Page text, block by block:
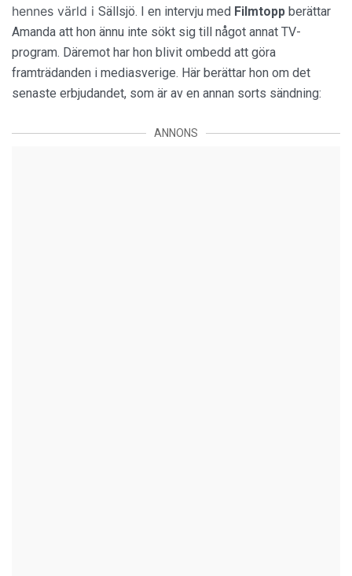
hennes värld i Sällsjö. I en intervju med Filmtopp berättar
Amanda att hon ännu inte sökt sig till något annat TV-
program. Däremot har hon blivit ombedd att göra
framträdanden i mediasverige. Här berättar hon om det
senaste erbjudandet, som är av en annan sorts sändning:
ANNONS